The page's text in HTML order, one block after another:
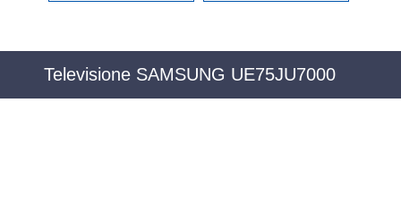
Televisione SAMSUNG UE75JU7000